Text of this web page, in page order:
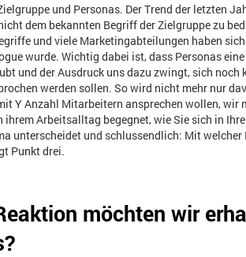
und Personas. Der Trend der letzten
dem bekannten Begriff der Zielgruppe zu
und viele Marketingabteilungen haben
wurde. Wichtig dabei ist, dass Personas
und der Ausdruck uns dazu zwingt, sich noch
werden sollen. So wird nicht mehr nur
Y Anzahl Mitarbeitern ansprechen wollen, wir
ihrem Arbeitsalltag begegnet, wie Sie sich in
unterscheidet und schlussendlich: Mit welcher
Punkt drei.
möchten wir